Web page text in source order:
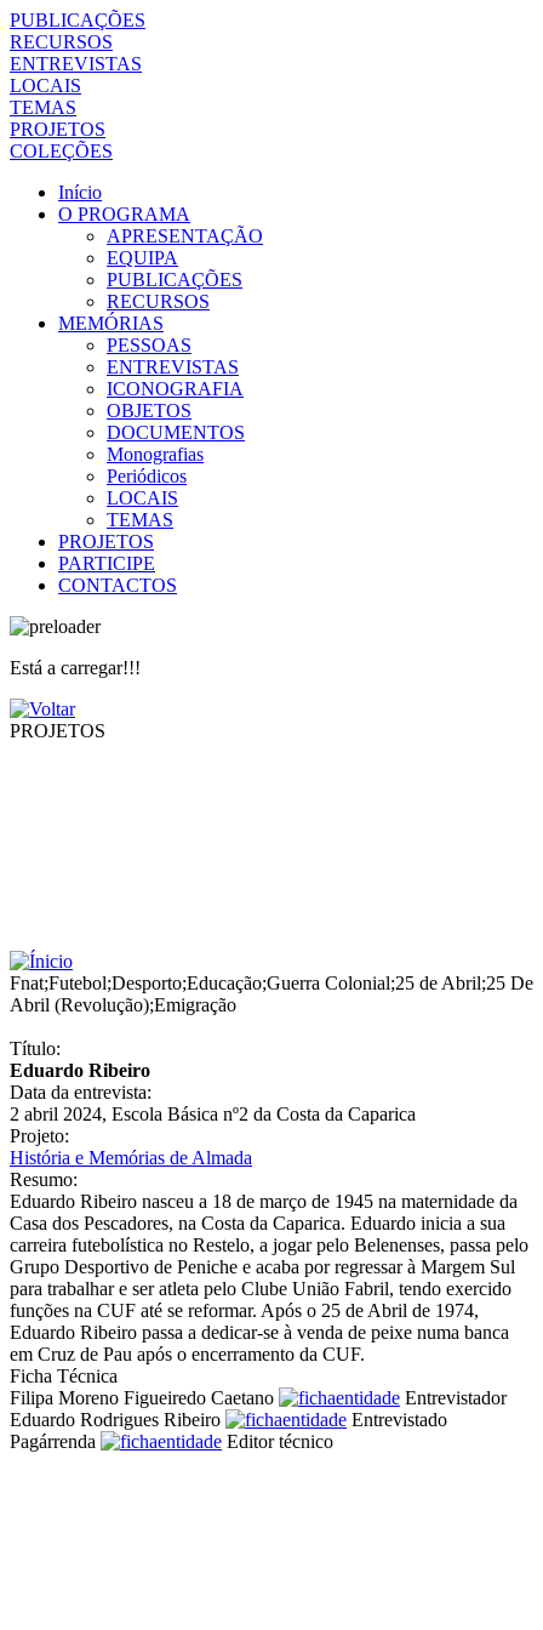
PUBLICAÇÕES
RECURSOS
ENTREVISTAS
LOCAIS
TEMAS
PROJETOS
COLEÇÕES
Início
O PROGRAMA
APRESENTAÇÃO
EQUIPA
PUBLICAÇÕES
RECURSOS
MEMÓRIAS
PESSOAS
ENTREVISTAS
ICONOGRAFIA
OBJETOS
DOCUMENTOS
Monografias
Periódicos
LOCAIS
TEMAS
PROJETOS
PARTICIPE
CONTACTOS
Está a carregar!!!
PROJETOS
Fnat;Futebol;Desporto;Educação;Guerra Colonial;25 de Abril;25 De
Abril (Revolução);Emigração
Título:
Eduardo Ribeiro
Data da entrevista:
2 abril 2024, Escola Básica nº2 da Costa da Caparica
Projeto:
História e Memórias de Almada
Resumo:
Eduardo Ribeiro nasceu a 18 de março de 1945 na maternidade da
Casa dos Pescadores, na Costa da Caparica. Eduardo inicia a sua
carreira futebolística no Restelo, a jogar pelo Belenenses, passa pelo
Grupo Desportivo de Peniche e acaba por regressar à Margem Sul
para trabalhar e ser atleta pelo Clube União Fabril, tendo exercido
funções na CUF até se reformar. Após o 25 de Abril de 1974,
Eduardo Ribeiro passa a dedicar-se à venda de peixe numa banca
em Cruz de Pau após o encerramento da CUF.
Ficha Técnica
Filipa Moreno Figueiredo Caetano
Entrevistador
Eduardo Rodrigues Ribeiro
Entrevistado
Pagárrenda
Editor técnico